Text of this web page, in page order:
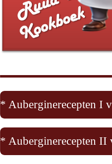
* Auberginerecepten I
* Auberginerecepten II